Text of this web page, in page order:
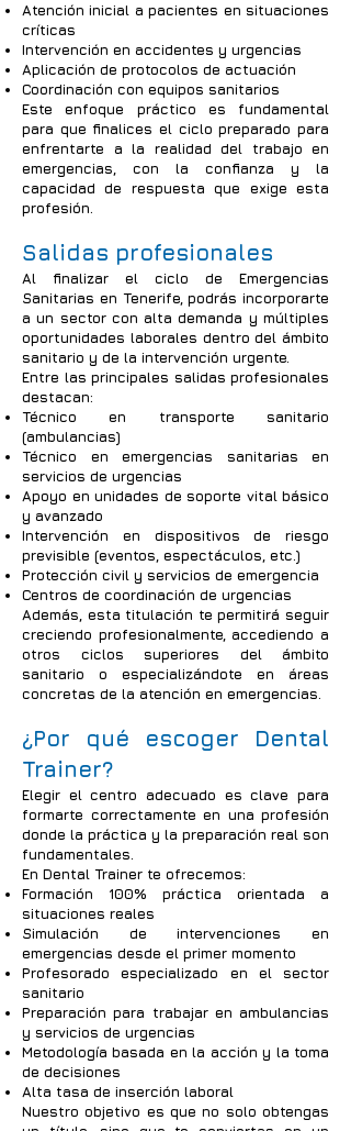
Atención inicial a pacientes en situaciones
críticas
Intervención en accidentes y urgencias
Aplicación de protocolos de actuación
Coordinación con equipos sanitarios
Este enfoque práctico es fundamental
para que finalices el ciclo preparado para
enfrentarte a la realidad del trabajo en
emergencias, con la confianza y la
capacidad de respuesta que exige esta
profesión.
Salidas profesionales
Al finalizar el ciclo de Emergencias
Sanitarias en Tenerife, podrás incorporarte
a un sector con alta demanda y múltiples
oportunidades laborales dentro del ámbito
sanitario y de la intervención urgente.
Entre las principales salidas profesionales
destacan:
Técnico en transporte sanitario
(ambulancias)
Técnico en emergencias sanitarias en
servicios de urgencias
Apoyo en unidades de soporte vital básico
y avanzado
Intervención en dispositivos de riesgo
previsible (eventos, espectáculos, etc.)
Protección civil y servicios de emergencia
Centros de coordinación de urgencias
Además, esta titulación te permitirá seguir
creciendo profesionalmente, accediendo a
otros ciclos superiores del ámbito
sanitario o especializándote en áreas
concretas de la atención en emergencias.
¿Por qué escoger Dental
Trainer?
Elegir el centro adecuado es clave para
formarte correctamente en una profesión
donde la práctica y la preparación real son
fundamentales.
En Dental Trainer te ofrecemos:
Formación 100% práctica orientada a
situaciones reales
Simulación de intervenciones en
emergencias desde el primer momento
Profesorado especializado en el sector
sanitario
Preparación para trabajar en ambulancias
y servicios de urgencias
Metodología basada en la acción y la toma
de decisiones
Alta tasa de inserción laboral
Nuestro objetivo es que no solo obtengas